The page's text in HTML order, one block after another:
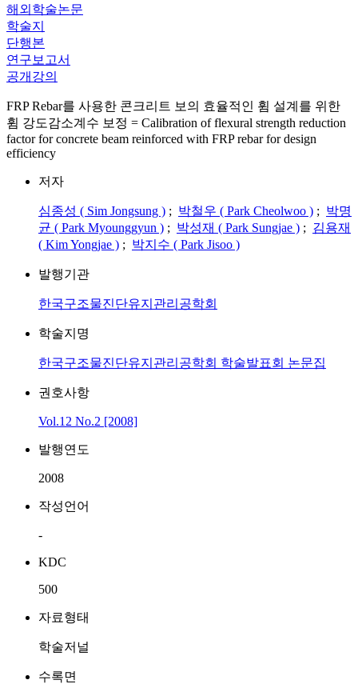
해외학술논문
학술지
단행본
연구보고서
공개강의
FRP Rebar를 사용한 콘크리트 보의 효율적인 휨 설계를 위한
휨 강도감소계수 보정 = Calibration of flexural strength reduction
factor for concrete beam reinforced with FRP rebar for design
efficiency
저자
심종성 ( Sim Jongsung ) ; 박철우 ( Park Cheolwoo ) ; 박명
균 ( Park Myounggyun ) ; 박성재 ( Park Sungjae ) ; 김용재
( Kim Yongjae ) ; 박지수 ( Park Jisoo )
발행기관
한국구조물진단유지관리공학회
학술지명
한국구조물진단유지관리공학회 학술발표회 논문집
권호사항
Vol.12 No.2 [2008]
발행연도
2008
작성언어
-
KDC
500
자료형태
학술저널
수록면